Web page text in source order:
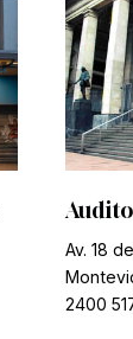
Av. 18
2400